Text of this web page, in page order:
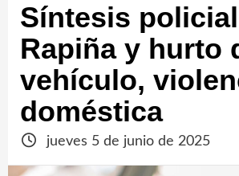
Síntesis
Rapiña y hurto
vehículo,
doméstica
jueves 5 de junio de 2025